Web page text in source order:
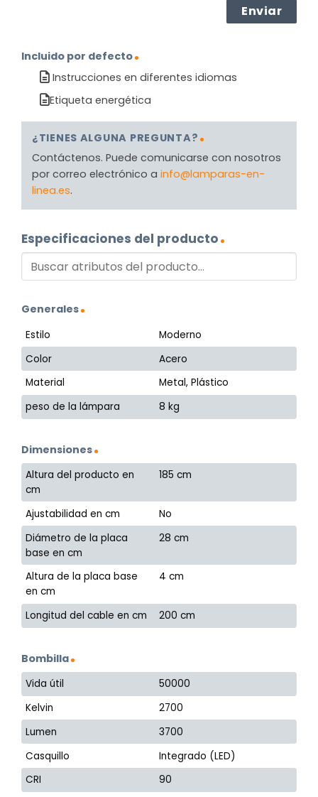
Incluido por defecto
Instrucciones en diferentes idiomas
Etiqueta energética
¿TIENES ALGUNA PREGUNTA?
Contáctenos. Puede comunicarse con nosotros
por correo electrónico a info@lamparas-en-
linea.es.
Especificaciones del producto
Generales
Estilo
Moderno
Color
Acero
Material
Metal, Plástico
peso de la lámpara
8 kg
Dimensiones
Altura del producto en
cm
185 cm
Ajustabilidad en cm
No
Diámetro de la placa
base en cm
28 cm
Altura de la placa base
en cm
4 cm
Longitud del cable en cm 200 cm
Bombilla
Vida útil
50000
Kelvin
2700
Lumen
3700
Casquillo
Integrado (LED)
CRI
90